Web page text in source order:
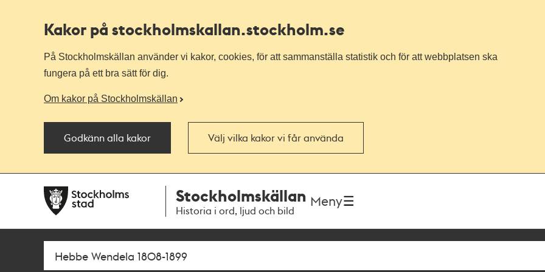
Kakor på stockholmskallan.stockholm.se
På Stockholmskällan använder vi kakor, cookies, för att sammanställa statistik och för att webbplatsen ska
fungera på ett bra sätt för dig.
Om kakor på Stockholmskällan
Godkänn alla kakor Välj vilka kakor vi får använda
navigationen
huvudinnehållet
Stockholmskällan
Historia i ord, ljud och bild
Meny
Sök